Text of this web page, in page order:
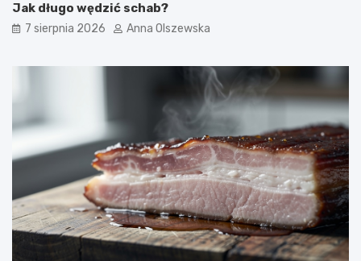
Jak długo wędzić schab?
7 sierpnia 2026 Anna Olszewska